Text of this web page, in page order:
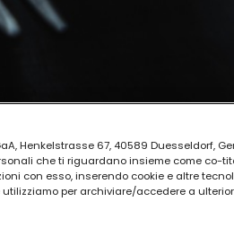
Henkelstrasse 67, 40589 Duesseldorf,
che ti riguardano insieme come co-
con esso, inserendo cookie e altre
per archiviare/accedere a